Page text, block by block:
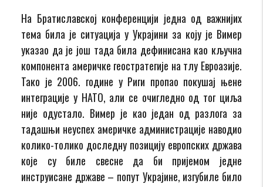
На Братиславској конференцији једна од важнијих
тема била је ситуација у Украјини за коју је Вимер
указао да је још тада била дефинисана као кључна
компонента америчке геостратегије на тлу Евроазије.
Тако је 2006. године у Риги пропао покушај њене
интеграције у НАТО, али се очигледно од тог циља
није одустало. Вимер је као један од разлога за
тадашњи неуспех америчке администрације наводио
колико-толико доследну позицију европских држава
које су биле свесне да би пријемом једне
инструисане државе – попут Украјине, изгубиле било